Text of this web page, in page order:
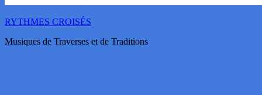
RYTHMES CROISÉS
Musiques de Traverses et de Traditions